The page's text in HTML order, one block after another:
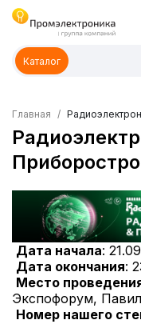
Каталог
Главная
Дата начала:
Дата окончания:
Место
Экспофорум,
Номер нашего